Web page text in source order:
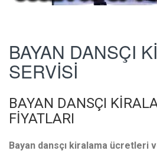
BAYAN DANSÇI
SERVİSİ
BAYAN DANSÇI
FİYATLARI
Bayan dansçı kiralama ücretleri